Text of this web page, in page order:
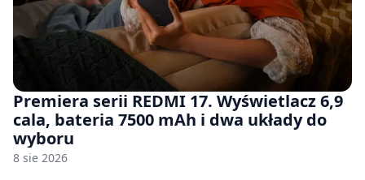
Premiera serii REDMI 17. Wyświetlacz 6,9
cala, bateria 7500 mAh i dwa układy do
wyboru
8 sie 2026